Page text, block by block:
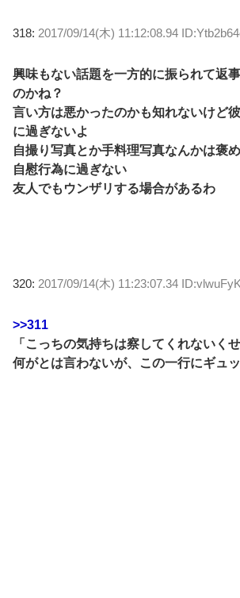
318: 2017/09/14(木) 11:12:08.94
興味もない話題を一方的に振られて返
のかね？
言い方は悪かったのかも知れないけど
に過ぎないよ
自撮り写真とか手料理写真なんかは褒
自慰行為に過ぎない
友人でもウンザリする場合があるわ
320: 2017/09/14(木) 11:23:07.34
>>311
「こっちの気持ちは察してくれないくせ
何がとは言わないが、この一行にギュ